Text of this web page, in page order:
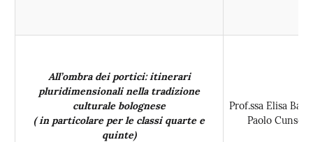
All’ombra dei portici: itinerari
pluridimensionali nella tradizione
culturale bolognese
( in particolare per le classi quarte e
quinte)
Prof.ssa Elisa
Paolo